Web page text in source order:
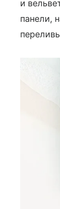
и
панели,